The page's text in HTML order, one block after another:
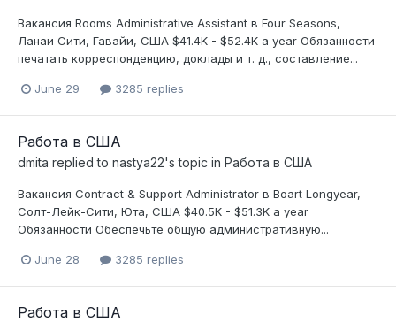
Вакансия Rooms Administrative Assistant в Four Seasons,
Ланаи Сити, Гавайи, США $41.4K - $52.4K a year Обязанности
печатать корреспонденцию, доклады и т. д., составление...
June 29 3285 replies
Работа в США
dmita replied to nastya22's topic in Работа в США
Вакансия Contract & Support Administrator в Boart Longyear,
Солт-Лейк-Сити, Юта, США $40.5K - $51.3K a year
Обязанности Обеспечьте общую административную...
June 28 3285 replies
Работа в США